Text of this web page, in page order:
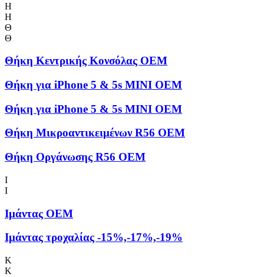
Η
Η
Θ
Θ
Θήκη Kεντρικής Kονσόλας OEM
Θήκη για iPhone 5 & 5s MINI OEM
Θήκη για iPhone 5 & 5s MINI OEM
Θήκη Μικροαντικειμένων R56 OEM
Θήκη Οργάνωσης R56 OEM
Ι
Ι
Ιμάντας OEM
Ιμάντας τροχαλίας -15%,-17%,-19%
Κ
Κ